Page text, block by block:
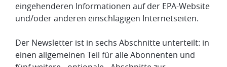
eingehenderen Informationen auf der EPA-Website
und/oder anderen einschlägigen Internetseiten.
Der Newsletter ist in sechs Abschnitte unterteilt: in
einen allgemeinen Teil für alle Abonnenten und